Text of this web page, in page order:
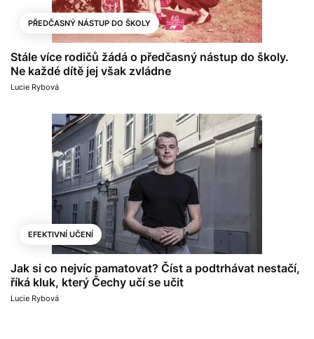
PŘEDČASNÝ NÁSTUP DO ŠKOLY
Stále více rodičů žádá o předčasný nástup do školy.
Ne každé dítě jej však zvládne
Lucie Rybová
EFEKTIVNÍ UČENÍ
Jak si co nejvíc pamatovat? Číst a podtrhávat nestačí,
říká kluk, který Čechy učí se učit
Lucie Rybová